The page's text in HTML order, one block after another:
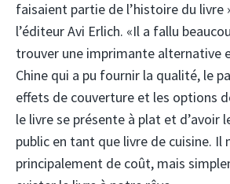
faisaient partie de l’histoire du livre
l’éditeur Avi Erlich. «Il a fallu
trouver une imprimante alternative
Chine qui a pu fournir la qualité, le
effets de couverture et les options
le livre se présente à plat et d’avoir
public en tant que livre de cuisine. Il
principalement de coût, mais